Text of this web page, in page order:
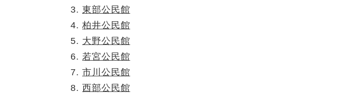
東部公民館
柏井公民館
大野公民館
若宮公民館
市川公民館
西部公民館